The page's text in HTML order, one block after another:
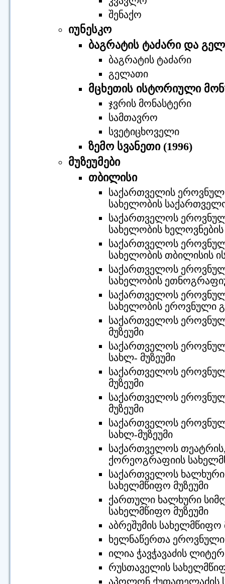
შენაქო
იუნესკო
ბაგრატის ტაძარი და
ბაგრატის ტაძარი
გელათი
მცხეთის ისტორიული
ჯვრის მონასტერი
სამთავრო
სვეტიცხოველი
ზემო სვანეთი (1996)
მუზეუმები
თბილისი
საქართველის ეროვნული
სახელობის
საქართველოს
სახელობის ხელოვნების
საქართველოს
სახელობის თბილისის
საქართველოს
სახელობის
საქართველოს
სახელობის ეროვნული
საქართველოს
მუზეუმი
საქართველოს
სახლ- მუზეუმი
საქართველოს
მუზეუმი
საქართველოს
მუზეუმი
საქართველოს
სახლ-მუზეუმი
საქართველოს თეატრის,
ქორეოგრაფიის
საქართველოს ხალხური
სახელმწიფო მუზეუმი
ქართული ხალხური
სახელმწიფო მუზეუმი
აბრეშუმის სახელმწიფო
ხელნაწერთა
ილია ჭავჭავაძის
რუსთაველის
აპოლონ ქუთათელაძის